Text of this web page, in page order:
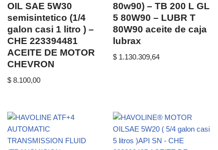
OIL SAE 5W30
semisintetico (1/4
galon casi 1 litro ) –
CHE 223394481
ACEITE DE MOTOR
CHEVRON
$ 8.100,00
80w90) – TB 200 L GL
5 80W90 – LUBR T
80W90 aceite de caja
lubrax
$ 1.130.309,64